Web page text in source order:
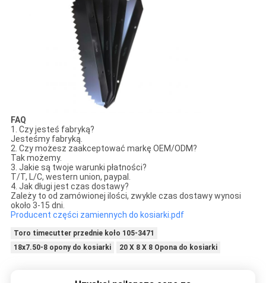
FAQ
1. Czy jesteś fabryką?
Jesteśmy fabryką.
2. Czy możesz zaakceptować markę OEM/ODM?
Tak możemy.
3. Jakie są twoje warunki płatności?
T/T, L/C, western union, paypal.
4. Jak długi jest czas dostawy?
Zależy to od zamówionej ilości, zwykle czas dostawy wynosi
około 3-15 dni.
Producent części zamiennych do kosiarki.pdf
Toro timecutter przednie koło 105-3471
18x7.50-8 opony do kosiarki
20 X 8 X 8 Opona do kosiarki